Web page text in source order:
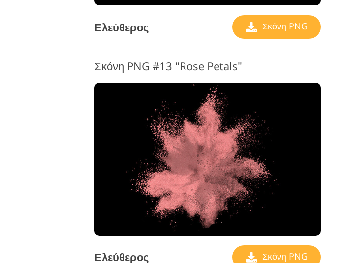
Ελεύθερος Σκόνη PNG
Σκόνη PNG #13 "Rose Petals"
Ελεύθερος Σκόνη PNG